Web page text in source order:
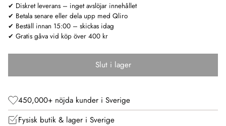
✔ Diskret leverans – inget avslöjar innehållet
✔ Betala senare eller dela upp med Qliro
✔ Beställ innan 15:00 – skickas idag
✔ Gratis gåva vid köp över 400 kr
Slut i lager
450,000+ nöjda kunder i Sverige
Fysisk butik & lager i Sverige